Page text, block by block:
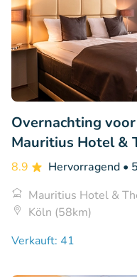
Overnachting
Mauritius Hotel &
8.9 Hervorragend •
Mauritius Hotel &
Köln (58km)
Verkauft: 41